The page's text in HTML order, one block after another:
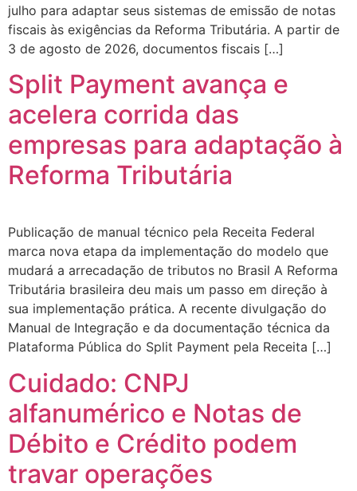
julho para adaptar seus sistemas de emissão de notas
fiscais às exigências da Reforma Tributária. A partir de
3 de agosto de 2026, documentos fiscais […]
Split Payment avança e
acelera corrida das
empresas para adaptação à
Reforma Tributária
Publicação de manual técnico pela Receita Federal
marca nova etapa da implementação do modelo que
mudará a arrecadação de tributos no Brasil A Reforma
Tributária brasileira deu mais um passo em direção à
sua implementação prática. A recente divulgação do
Manual de Integração e da documentação técnica da
Plataforma Pública do Split Payment pela Receita […]
Cuidado: CNPJ
alfanumérico e Notas de
Débito e Crédito podem
travar operações